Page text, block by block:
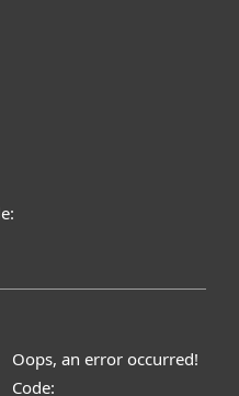
Oops, an error occurred!
Code: